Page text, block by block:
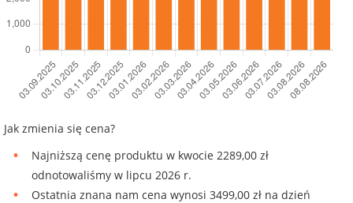
Jak zmienia się cena?
Najniższą cenę produktu w kwocie 2289,00 zł
odnotowaliśmy w lipcu 2026 r.
Ostatnia znana nam cena wynosi 3499,00 zł na dzień